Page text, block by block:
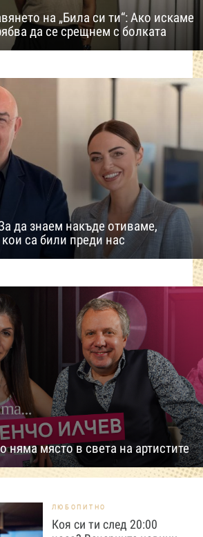
на „Била си ти“: Ако искаме
да се срещнем с болката
да знаем накъде отиваме,
са били преди нас
няма място в света на артистите
ЛЮБОПИТНО
Коя си ти след 20:00